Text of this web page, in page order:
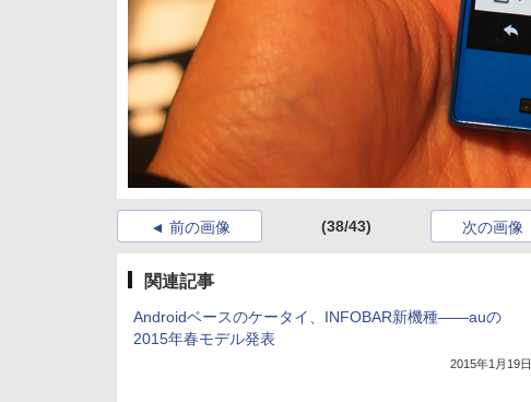
前の画像 (38/43) 次の画像
関連記事
Androidベースのケータイ、INFOBAR新機種――auの
2015年春モデル発表
2015年1月19日